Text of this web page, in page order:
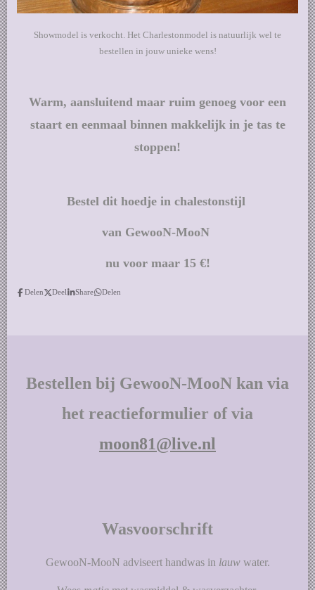
Showmodel is verkocht. Het Charlestonmodel is natuurlijk wel te
bestellen in jouw unieke wens!
Warm, aansluitend maar ruim genoeg voor een
staart en eenmaal binnen makkelijk in je tas te
stoppen!
Bestel dit hoedje in chalestonstijl
van GewooN-MooN
nu voor maar 15 €!
Delen Deel Share Delen
Bestellen bij GewooN-MooN kan via
het reactieformulier of via
moon81@live.nl
Wasvoorschrift
GewooN-MooN adviseert handwas in lauwwater.